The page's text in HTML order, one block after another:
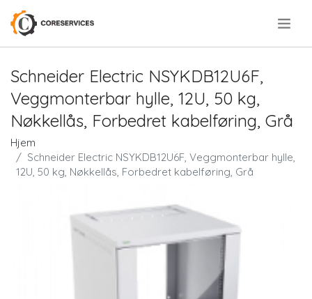
Schneider Electric NSYKDB12U6F,
Veggmonterbar hylle, 12U, 50 kg,
Nøkkellås, Forbedret kabelføring, Grå
Hjem
Schneider Electric NSYKDB12U6F, Veggmonterbar hylle,
12U, 50 kg, Nøkkellås, Forbedret kabelføring, Grå